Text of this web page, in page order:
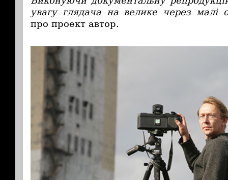
увагу глядача на велике через малі
про проект автор.